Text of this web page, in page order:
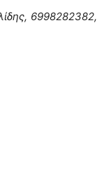
6998282382,